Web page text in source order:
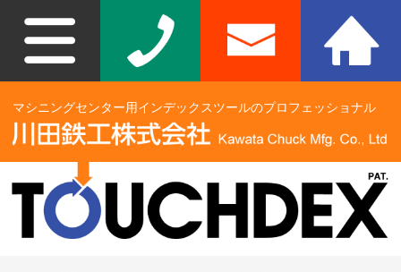
マシニングセンター用インデックスツールのプロフェッショナル